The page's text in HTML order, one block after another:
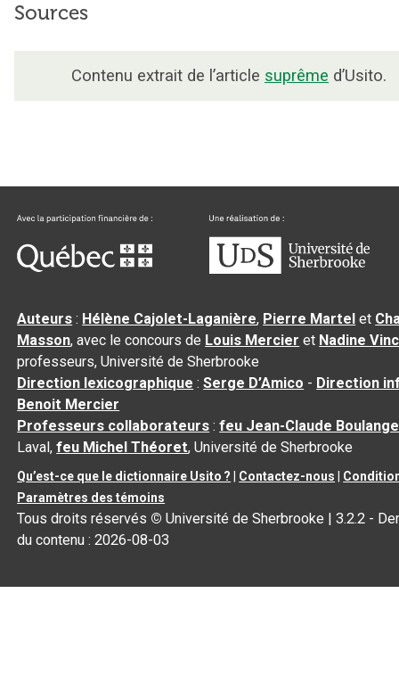
Sources
Contenu extrait de l’article suprême d’Usito.
Auteurs : Hélène Cajolet-Laganière, Pierre Martel et
Masson, avec le concours de Louis Mercier et Nadine
professeurs, Université de Sherbrooke
Direction lexicographique :Serge D’Amico - Direction
Benoit Mercier
Professeurs collaborateurs :feu Jean-Claude
Laval,feu Michel Théoret, Université de Sherbrooke
Qu’est-ce que le dictionnaire Usito ? Contactez-nous
Paramètres des témoins
Tous droits réservés © Université de Sherbrooke |3.2.2 -
du contenu :2026-08-03